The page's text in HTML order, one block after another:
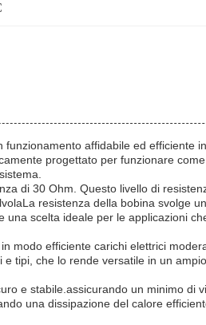
affidabile ed efficiente
progettato per funzionare
di 30 Ohm. Questo livello di
resistenza della bobina svolge
scelta ideale per le applicazioni
efficiente carichi elettrici
tipi, che lo rende versatile in un
e stabile.assicurando un minimo di
una dissipazione del calore